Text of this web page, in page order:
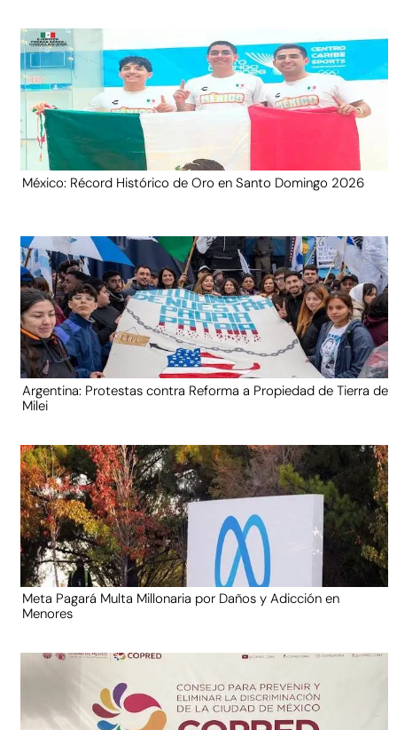
México: Récord Histórico de Oro en Santo Domingo 2026
Argentina: Protestas contra Reforma a Propiedad de Tierra de
Milei
Meta Pagará Multa Millonaria por Daños y Adicción en
Menores